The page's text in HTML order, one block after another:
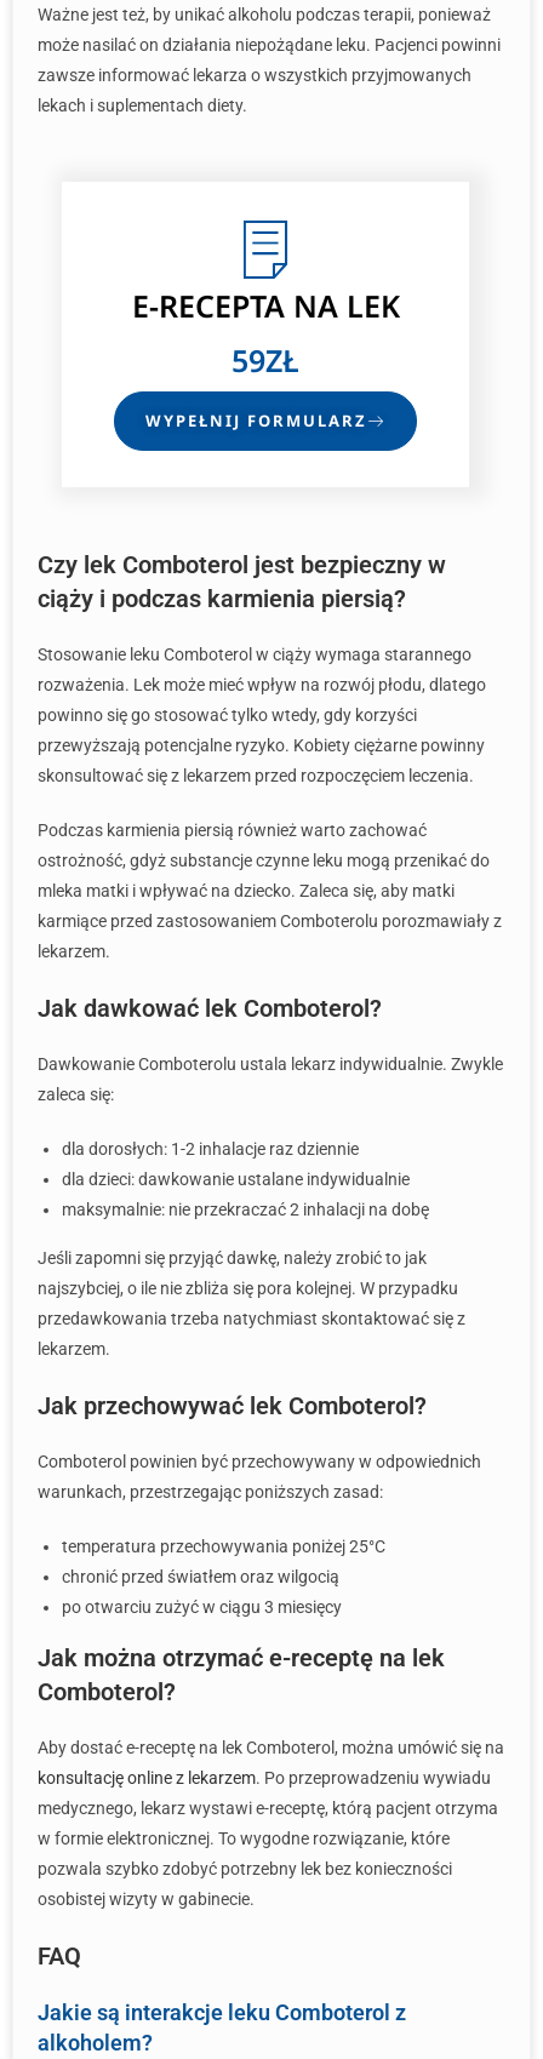
Ważne jest też, by unikać alkoholu podczas terapii, ponieważ
może nasilać on działania niepożądane leku. Pacjenci powinni
zawsze informować lekarza o wszystkich przyjmowanych
lekach i suplementach diety.
E-RECEPTA NA LEK
59ZŁ
WYPEŁNIJ FORMULARZ
Czy lek Comboterol jest bezpieczny w
ciąży i podczas karmienia piersią?
Stosowanie leku Comboterol w ciąży wymaga starannego
rozważenia. Lek może mieć wpływ na rozwój płodu, dlatego
powinno się go stosować tylko wtedy, gdy korzyści
przewyższają potencjalne ryzyko. Kobiety ciężarne powinny
skonsultować się z lekarzem przed rozpoczęciem leczenia.
Podczas karmienia piersią również warto zachować
ostrożność, gdyż substancje czynne leku mogą przenikać do
mleka matki i wpływać na dziecko. Zaleca się, aby matki
karmiące przed zastosowaniem Comboterolu porozmawiały z
lekarzem.
Jak dawkować lek Comboterol?
Dawkowanie Comboterolu ustala lekarz indywidualnie. Zwykle
zaleca się:
dla dorosłych: 1-2 inhalacje raz dziennie
dla dzieci: dawkowanie ustalane indywidualnie
maksymalnie: nie przekraczać 2 inhalacji na dobę
Jeśli zapomni się przyjąć dawkę, należy zrobić to jak
najszybciej, o ile nie zbliża się pora kolejnej. W przypadku
przedawkowania trzeba natychmiast skontaktować się z
lekarzem.
Jak przechowywać lek Comboterol?
Comboterol powinien być przechowywany w odpowiednich
warunkach, przestrzegając poniższych zasad:
temperatura przechowywania poniżej 25°C
chronić przed światłem oraz wilgocią
po otwarciu zużyć w ciągu 3 miesięcy
Jak można otrzymać e-receptę na lek
Comboterol?
Aby dostać e-receptę na lek Comboterol, można umówić się na
konsultację online z lekarzem. Po przeprowadzeniu wywiadu
medycznego, lekarz wystawi e-receptę, którą pacjent otrzyma
w formie elektronicznej. To wygodne rozwiązanie, które
pozwala szybko zdobyć potrzebny lek bez konieczności
osobistej wizyty w gabinecie.
FAQ
Jakie są interakcje leku Comboterol z
alkoholem?